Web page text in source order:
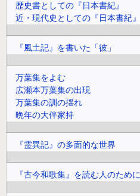
歴史書としての『日本書紀』
近・現代史としての『日本書紀』
『風土記』を書いた「彼」
万葉集をよむ
広瀬本万葉集の出現
万葉集の訓の揺れ
晩年の大伴家持
『霊異記』の多面的な世界
『古今和歌集』を読む人のために